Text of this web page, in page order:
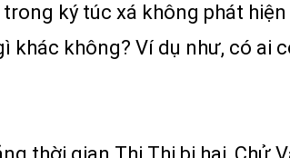
trong ký túc xá không phát
khác không? Ví dụ như, có ai